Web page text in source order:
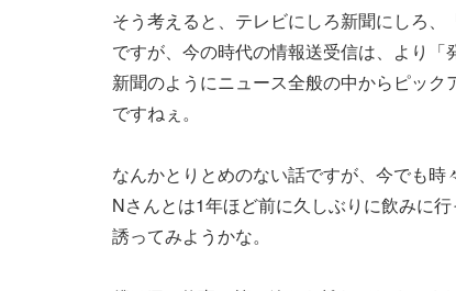
そう考えると、テレビにしろ新聞にしろ、
ですが、今の時代の情報送受信は、より「
新聞のようにニュース全般の中からピッ
ですねぇ。
なんかとりとめのない話ですが、今でも時
Nさんとは1年ほど前に久しぶりに飲みに
誘ってみようかな。